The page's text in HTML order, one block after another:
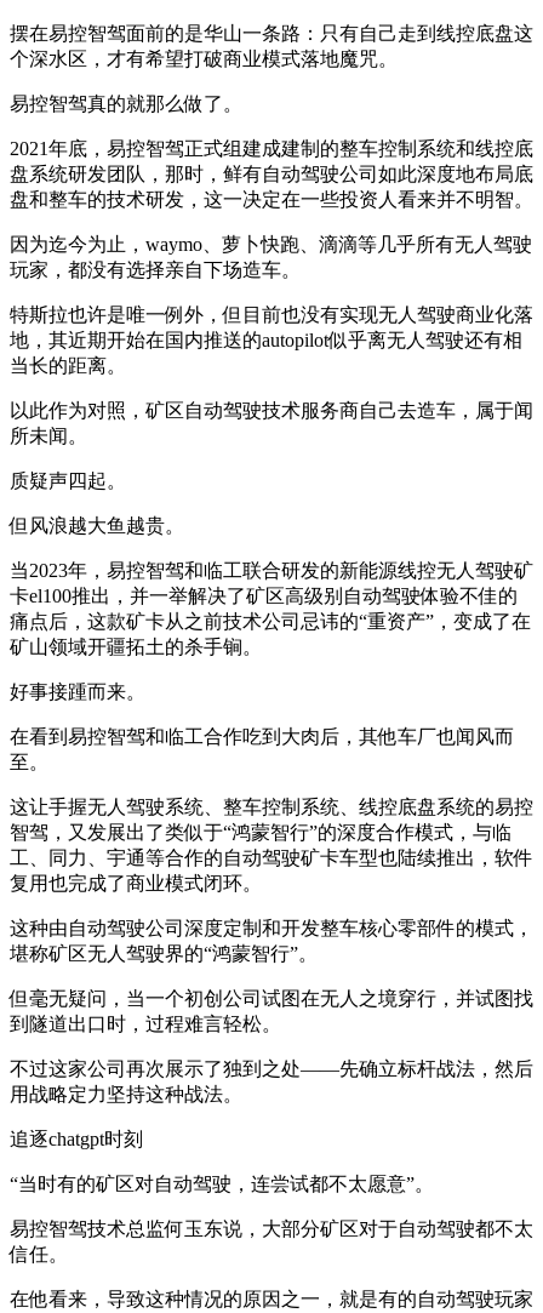
摆在易控智驾面前的是华山一条路：只有自己走到线控底盘这
个深水区，才有希望打破商业模式落地魔咒。
易控智驾真的就那么做了。
2021年底，易控智驾正式组建成建制的整车控制系统和线控底
盘系统研发团队，那时，鲜有自动驾驶公司如此深度地布局底
盘和整车的技术研发，这一决定在一些投资人看来并不明智。
因为迄今为止，waymo、萝卜快跑、滴滴等几乎所有无人驾驶
玩家，都没有选择亲自下场造车。
特斯拉也许是唯一例外，但目前也没有实现无人驾驶商业化落
地，其近期开始在国内推送的autopilot似乎离无人驾驶还有相
当长的距离。
以此作为对照，矿区自动驾驶技术服务商自己去造车，属于闻
所未闻。
质疑声四起。
但风浪越大鱼越贵。
当2023年，易控智驾和临工联合研发的新能源线控无人驾驶矿
卡el100推出，并一举解决了矿区高级别自动驾驶体验不佳的
痛点后，这款矿卡从之前技术公司忌讳的“重资产”，变成了在
矿山领域开疆拓土的杀手锏。
好事接踵而来。
在看到易控智驾和临工合作吃到大肉后，其他车厂也闻风而
至。
这让手握无人驾驶系统、整车控制系统、线控底盘系统的易控
智驾，又发展出了类似于“鸿蒙智行”的深度合作模式，与临
工、同力、宇通等合作的自动驾驶矿卡车型也陆续推出，软件
复用也完成了商业模式闭环。
这种由自动驾驶公司深度定制和开发整车核心零部件的模式，
堪称矿区无人驾驶界的“鸿蒙智行”。
但毫无疑问，当一个初创公司试图在无人之境穿行，并试图找
到隧道出口时，过程难言轻松。
不过这家公司再次展示了独到之处——先确立标杆战法，然后
用战略定力坚持这种战法。
追逐chatgpt时刻
“当时有的矿区对自动驾驶，连尝试都不太愿意”。
易控智驾技术总监何玉东说，大部分矿区对于自动驾驶都不太
信任。
在他看来，导致这种情况的原因之一，就是有的自动驾驶玩家